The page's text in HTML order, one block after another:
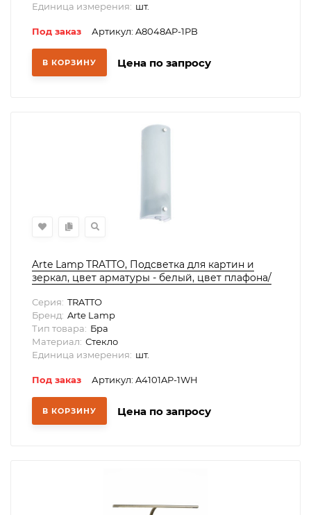
Единица измерения: шт.
Под заказ Артикул: A8048AP-1PB
В КОРЗИНУ Цена по запросу
Arte Lamp TRATTO, Подсветка для картин и
зеркал, цвет арматуры - белый, цвет плафона/
Серия: TRATTO
Бренд: Arte Lamp
Тип товара: Бра
Материал: Стекло
Единица измерения: шт.
Под заказ Артикул: A4101AP-1WH
В КОРЗИНУ Цена по запросу